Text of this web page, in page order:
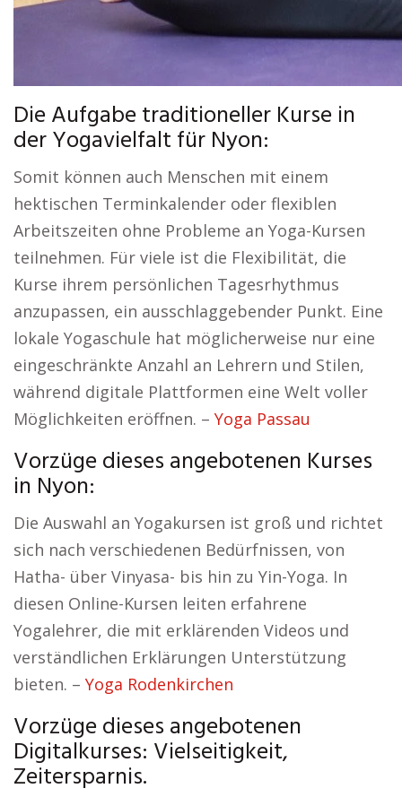
Die Aufgabe traditioneller Kurse in
der Yogavielfalt für Nyon:
Somit können auch Menschen mit einem
hektischen Terminkalender oder flexiblen
Arbeitszeiten ohne Probleme an Yoga-Kursen
teilnehmen. Für viele ist die Flexibilität, die
Kurse ihrem persönlichen Tagesrhythmus
anzupassen, ein ausschlaggebender Punkt. Eine
lokale Yogaschule hat möglicherweise nur eine
eingeschränkte Anzahl an Lehrern und Stilen,
während digitale Plattformen eine Welt voller
Möglichkeiten eröffnen. – Yoga Passau
Vorzüge dieses angebotenen Kurses
in Nyon:
Die Auswahl an Yogakursen ist groß und richtet
sich nach verschiedenen Bedürfnissen, von
Hatha- über Vinyasa- bis hin zu Yin-Yoga. In
diesen Online-Kursen leiten erfahrene
Yogalehrer, die mit erklärenden Videos und
verständlichen Erklärungen Unterstützung
bieten. – Yoga Rodenkirchen
Vorzüge dieses angebotenen
Digitalkurses: Vielseitigkeit,
Zeitersparnis.